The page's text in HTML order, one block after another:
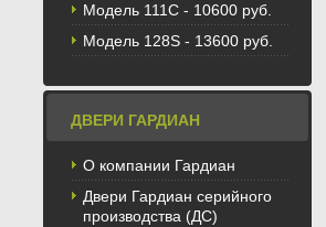
Модель 111С - 10600 руб.
Модель 128S - 13600 руб.
ДВЕРИ ГАРДИАН
О компании Гардиан
Двери Гардиан серийного
производства (ДС)